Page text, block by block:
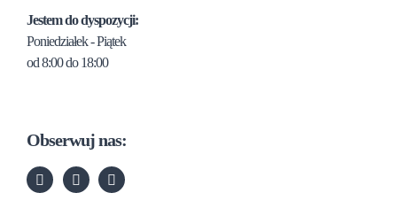
Jestem do dyspozycji:
Poniedziałek - Piątek
od 8:00 do 18:00
Obserwuj nas: